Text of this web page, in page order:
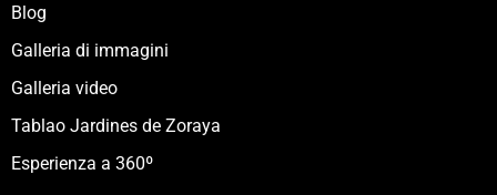
Blog
Galleria di immagini
Galleria video
Tablao Jardines de Zoraya
Esperienza a 360º